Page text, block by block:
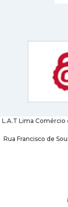
L.A.T Lima Comércio
Rua Francisco de